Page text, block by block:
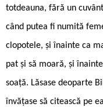
totdeauna, fără un
când putea fi numită
clopotele, și înainte ca
pat și să moară, și
soață. Lăsase deoparte
învățase să citească pe